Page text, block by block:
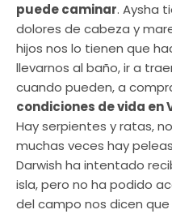
puede caminar. Aysha
dolores de cabeza y
hijos nos lo tienen que
llevarnos al baño, ir a
cuando pueden, a
condiciones de vida en
Hay serpientes y ratas,
muchas veces hay
Darwish ha intentado
isla, pero no ha podido
del campo nos dicen que